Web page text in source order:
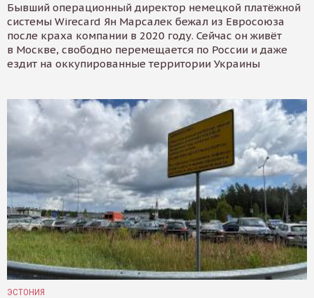
Бывший операционный директор немецкой платёжной
системы Wirecard Ян Марсалек бежал из Евросоюза
после краха компании в 2020 году. Сейчас он живёт
в Москве, свободно перемещается по России и даже
ездит на оккупированные территории Украины
ЭСТОНИЯ